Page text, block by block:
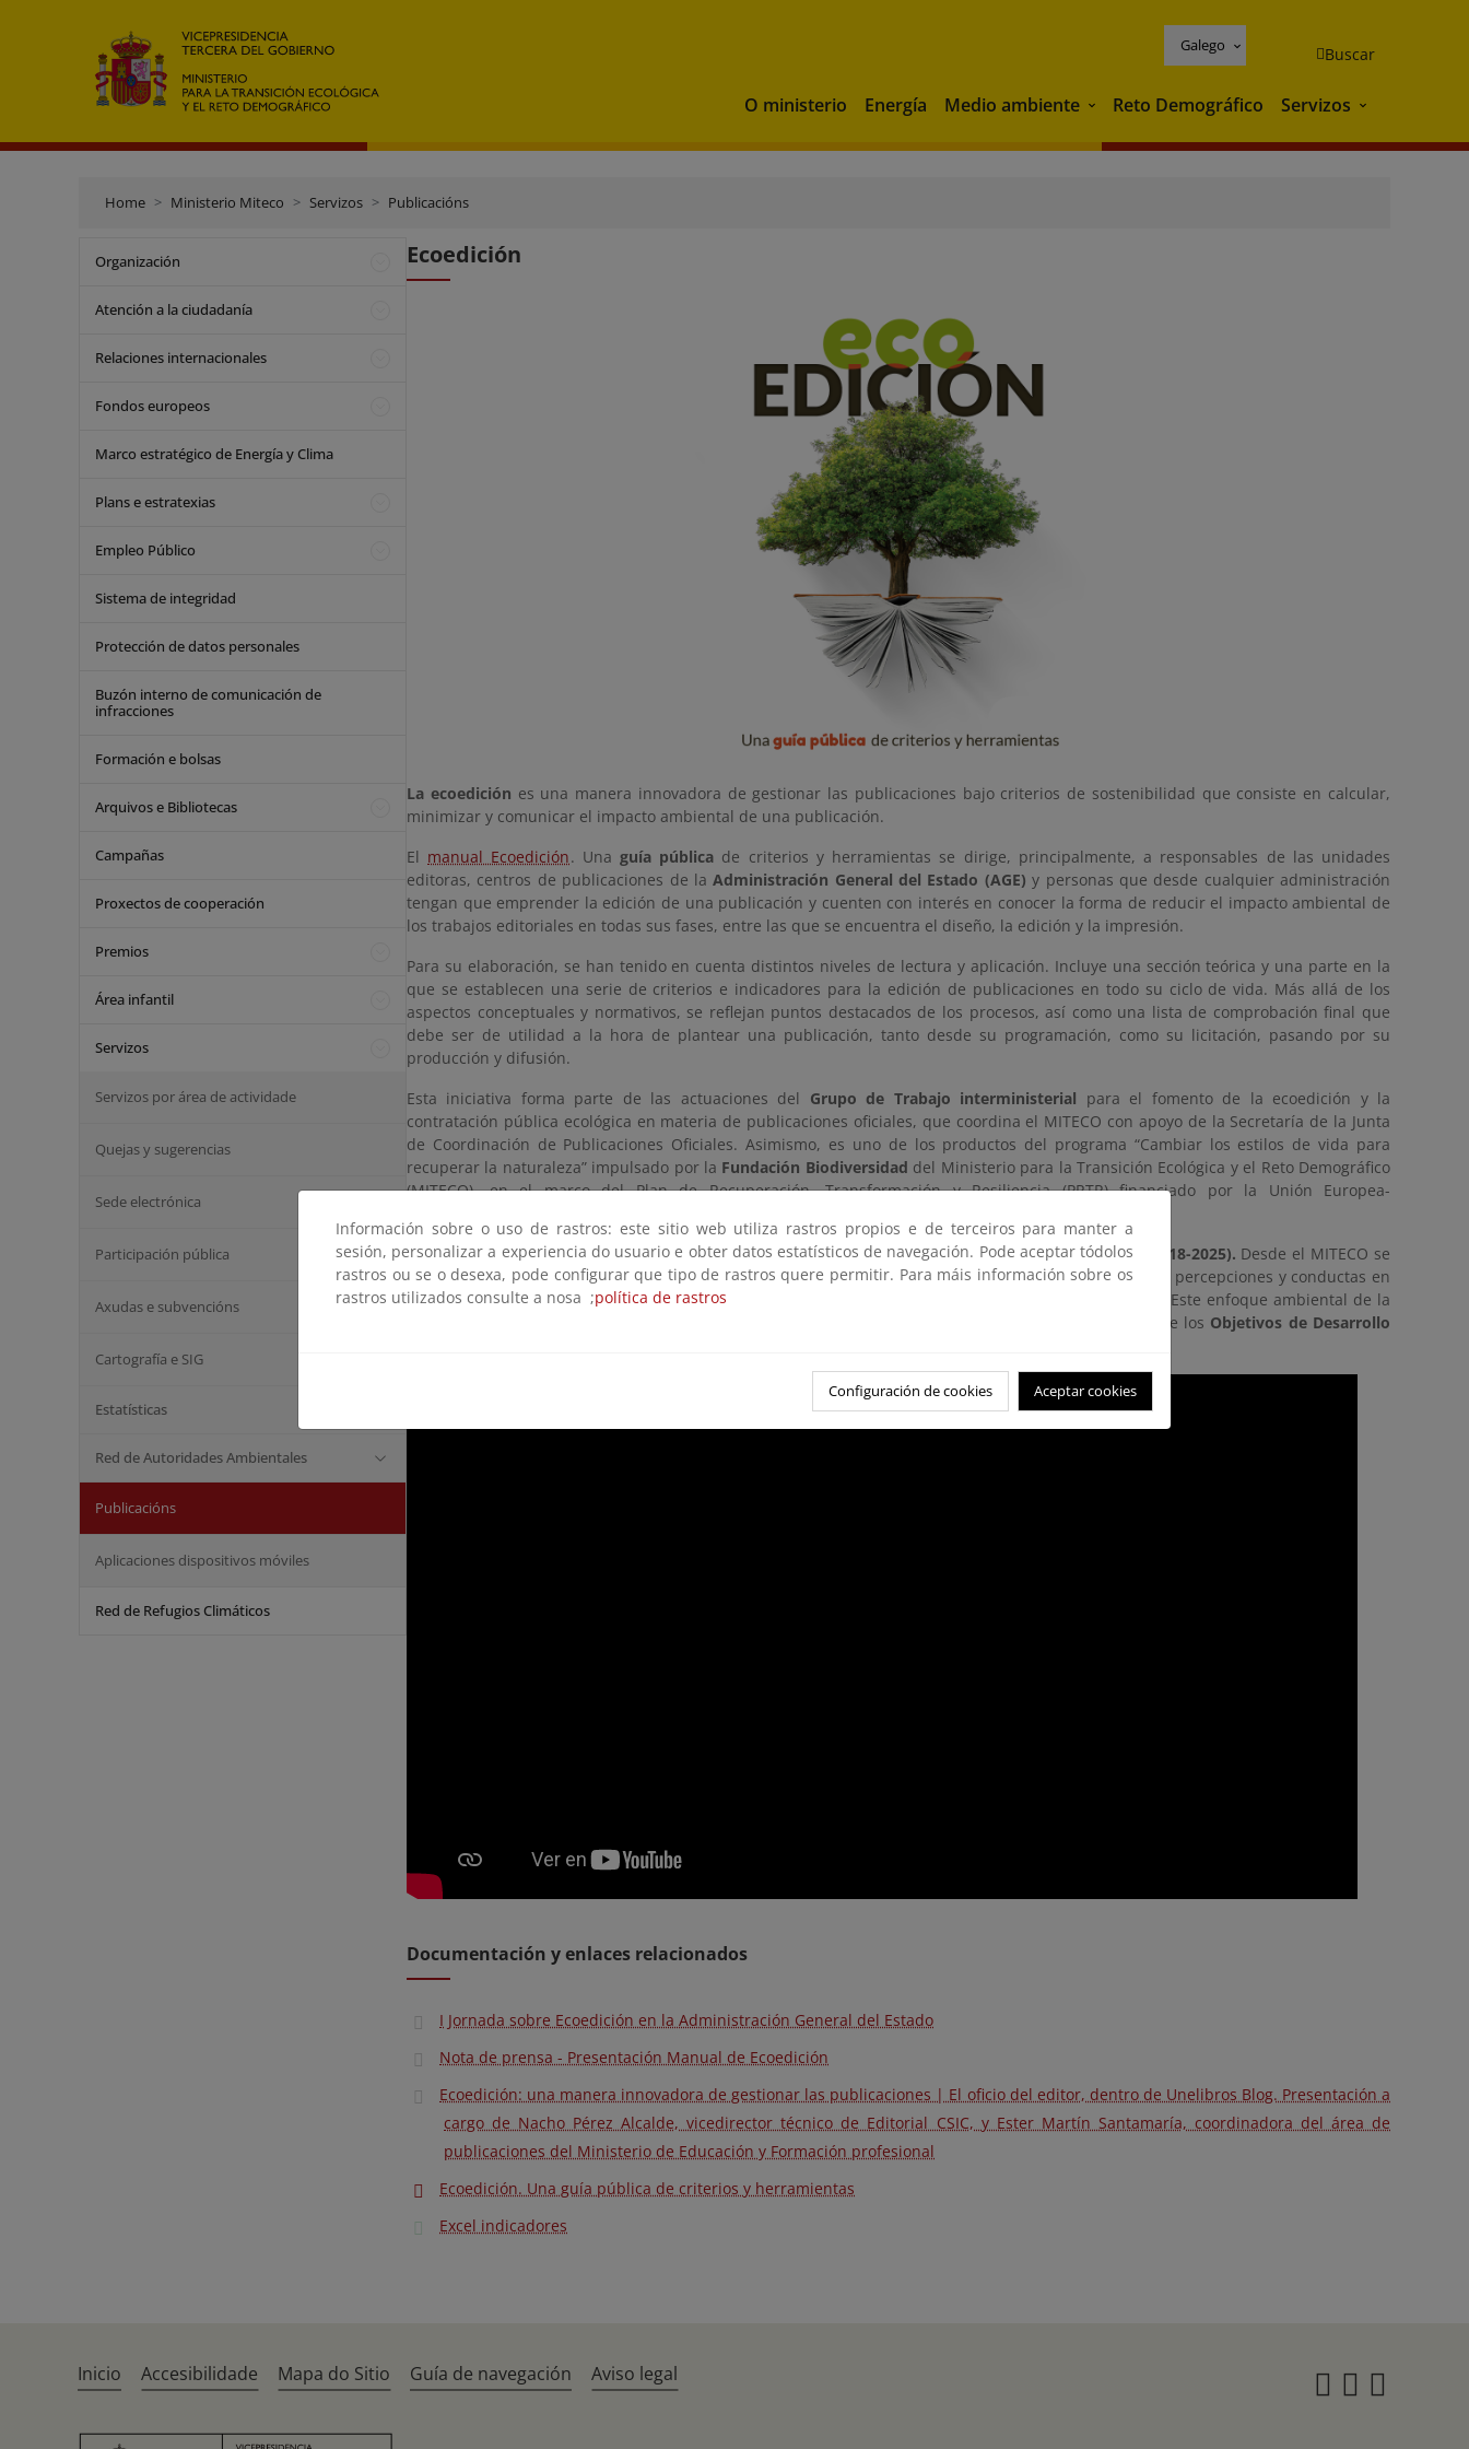
Galego Buscar
O ministerio Energía Medio ambiente Medio ambiente
Reto Demográfico Servizos Servizos
Home Ministerio Miteco Servizos Publicacións
Organización
Atención a la ciudadanía
Relaciones internacionales
Fondos europeos
Marco estratégico de Energía y Clima
Plans e estratexias
Empleo Público
Sistema de integridad
Protección de datos personales
Buzón interno de comunicación de
infracciones
Formación e bolsas
Arquivos e Bibliotecas
Campañas
Proxectos de cooperación
Premios
Área infantil
Servizos
Servizos por área de actividade
Quejas y sugerencias
Sede electrónica
Participación pública
Axudas e subvencións
Cartografía e SIG
Estatísticas
Red de Autoridades Ambientales
Publicacións
Aplicaciones dispositivos móviles
Red de Refugios Climáticos
Ecoedición
La ecoedición es una manera innovadora de gestionar las publicaciones bajo criterios de sostenibilidad que consiste en calcular,
minimizar y comunicar el impacto ambiental de una publicación.
El manual Ecoedición. Una guía pública de criterios y herramientas se dirige, principalmente, a responsables de las unidades
editoras, centros de publicaciones de laAdministración General del Estado (AGE) y personas que desde cualquier administración
tengan que emprender la edición de una publicación y cuenten con interés en conocer la forma de reducir el impacto ambiental de
los trabajos editoriales en todas sus fases, entre las que se encuentra el diseño, la edición y la impresión.
Para su elaboración, se han tenido en cuenta distintos niveles de lectura y aplicación. Incluye una sección teórica y una parte en la
que se establecen una serie de criterios e indicadores para la edición de publicaciones en todo su ciclo de vida. Más allá de los
aspectos conceptuales y normativos, se reflejan puntos destacados de los procesos, así como una lista de comprobación final que
debe ser de utilidad a la hora de plantear una publicación, tanto desde su programación, como su licitación, pasando por su
producción y difusión.
Esta iniciativa forma parte de las actuaciones del Grupo de Trabajo interministerial para el fomento de la ecoedición y la
contratación pública ecológica en materia de publicaciones oficiales, que coordina el MITECO con apoyo de la Secretaría de la Junta
de Coordinación de Publicaciones Oficiales. Asimismo, es uno de los productos del programa “Cambiar los estilos de vida para
recuperar la naturaleza” impulsado por la Fundación Biodiversidad del Ministerio para la Transición Ecológica y el Reto Demográfico
(MITECO), en el marco del Plan de Recuperación, Transformación y Resiliencia (PRTR) financiado por la Unión Europea-
Esta actuación se enmarca, además, en lo dispuesto en elPlan de Contratación Pública Ecológica (2018-2025). Desde el MITECO se
apuesta por la contratación pública ecológica como herramienta para inducir y facilitar cambios en las percepciones y conductas en
el sector público, en consonancia con los sucesivos adelantos en materias como la economía circular. Este enfoque ambiental de la
contratación pública, y su aplicación en la ecoedición, es además fundamental para la consecución de los Objetivos de Desarrollo
Documentación y enlaces relacionados
I Jornada sobre Ecoedición en la Administración General del Estado
Nota de prensa - Presentación Manual de Ecoedición
Ecoedición: una manera innovadora de gestionar las publicaciones | El oficio del editor, dentro de Unelibros Blog. Presentación a
cargo de Nacho Pérez Alcalde, vicedirector técnico de Editorial CSIC, y Ester Martín Santamaría, coordinadora del área de
publicaciones del Ministerio de Educación y Formación profesional
Ecoedición. Una guía pública de criterios y herramientas
Excel indicadores
Información sobre o uso de rastros: este sitio web utiliza rastros propios e de terceiros para manter a
sesión, personalizar a experiencia do usuario e obter datos estatísticos de navegación. Pode aceptar tódolos
rastros ou se o desexa, pode configurar que tipo de rastros quere permitir. Para máis información sobre os
rastros utilizados consulte a nosa ;política de rastros
Configuración de cookies Aceptar cookies
Inicio Accesibilidade Mapa do Sitio Guía de navegación Aviso legal Twitter